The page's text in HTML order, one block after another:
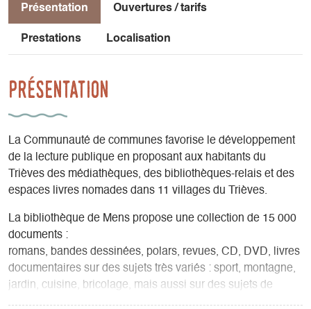
Présentation Ouvertures / tarifs
Prestations Localisation
Présentation
La Communauté de communes favorise le développement
de la lecture publique en proposant aux habitants du
Trièves des médiathèques, des bibliothèques-relais et des
espaces livres nomades dans 11 villages du Trièves.
La bibliothèque de Mens propose une collection de 15 000
documents :
romans, bandes dessinées, polars, revues, CD, DVD, livres
documentaires sur des sujets très variés : sport, montagne,
jardin, cuisine, bricolage, mais aussi sur des sujets de
société, de santé, d’environnement, d’histoire, etc.